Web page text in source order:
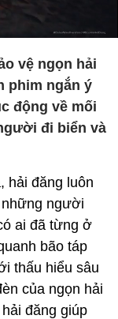
vệ ngọn hải
phim ngắn ý
động về mối
đi biển và
hải đăng luôn
người
ai đã từng ở
bão táp
thấu hiểu sâu
của ngọn hải
đăng giúp